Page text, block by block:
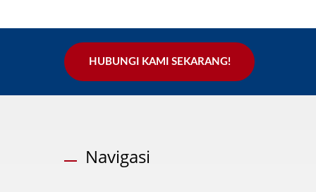
HUBUNGI KAMI SEKARANG!
Navigasi